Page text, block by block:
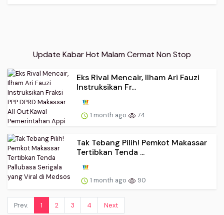
Update Kabar Hot Malam Cermat Non Stop
Eks Rival Mencair, Ilham Ari Fauzi
Instruksikan Fr...
1 month ago 74
Tak Tebang Pilih! Pemkot Makassar
Tertibkan Tenda ...
1 month ago 90
Prev. 1 2 3 4 Next